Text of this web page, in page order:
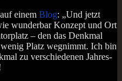
einem Blog: „Und jetzt
wun­der­bar Kon­zept und Ort
– den das Denk­mal
Platz weg­nimmt. Ich bin
zu ver­schie­de­nen Jah­res-